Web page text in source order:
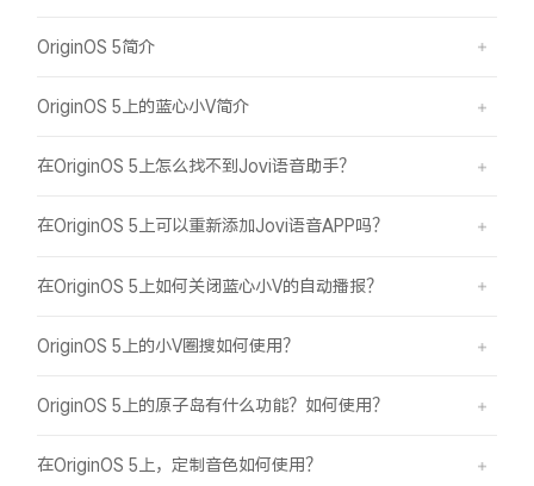
OriginOS 5简介
OriginOS 5上的蓝心小V简介
在OriginOS 5上怎么找不到Jovi语音助手？
在OriginOS 5上可以重新添加Jovi语音APP吗？
在OriginOS 5上如何关闭蓝心小V的自动播报？
OriginOS 5上的小V圈搜如何使用？
OriginOS 5上的原子岛有什么功能？如何使用？
在OriginOS 5上，定制音色如何使用？